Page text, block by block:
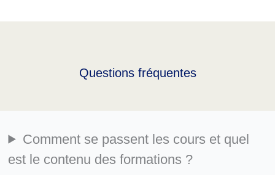
Questions fréquentes
Comment se passent les cours et quel
est le contenu des formations ?